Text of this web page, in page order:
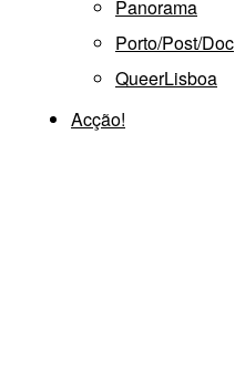
Panorama
Porto/Post/Doc
QueerLisboa
Acção!